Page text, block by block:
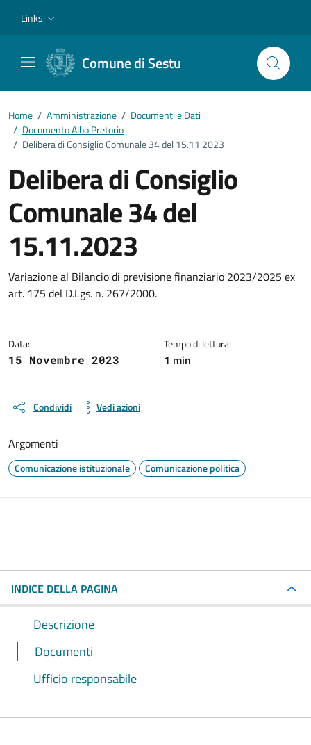
Links
Comune di Sestu
Home / Amministrazione / Documenti e Dati
/ Documento Albo Pretorio
/ Delibera di Consiglio Comunale 34 del 15.11.2023
Delibera di Consiglio
Comunale 34 del
15.11.2023
Dettagli del documento
Variazione al Bilancio di previsione finanziario 2023/2025 ex
art. 175 del D.Lgs. n. 267/2000.
Data:
15 Novembre 2023
Tempo di lettura:
1 min
Condividi Vedi azioni
Argomenti
Comunicazione istituzionale Comunicazione politica
INDICE DELLA PAGINA
Descrizione
Documenti
Ufficio responsabile